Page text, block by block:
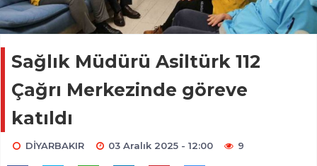
Sağlık Müdürü Asiltürk 112
Çağrı Merkezinde göreve
katıldı
DİYARBAKIR 03 Aralık 2025 - 12:00 9